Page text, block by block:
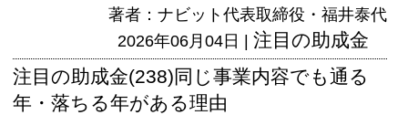
著者：ナビット代表取締役・福井泰代
2026年06月04日 | 注目の助成金
注目の助成金(238)同じ事業内容でも通る
年・落ちる年がある理由